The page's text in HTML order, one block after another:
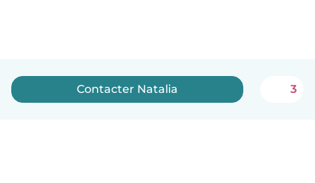
Contacter Natalia 3